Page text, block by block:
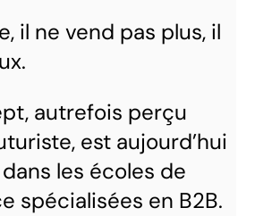
il ne vend pas plus, il
autrefois perçu
est aujourd’hui
les écoles de
spécialisées en B2B.